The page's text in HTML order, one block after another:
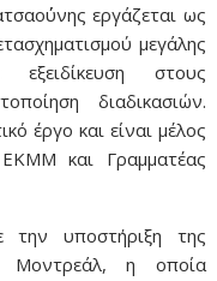
εργάζεται ως
μεγάλης
εξειδίκευση στους
διαδικασιών.
έργο και είναι μέλος
και Γραμματέας
την υποστήριξη της
Μοντρεάλ, η οποία